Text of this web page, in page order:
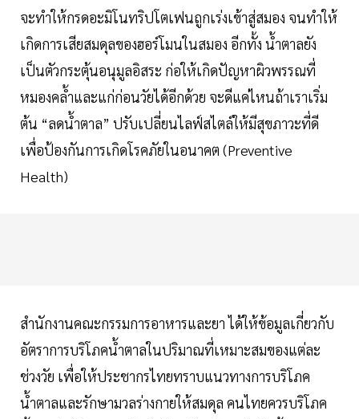
จะทำให้กรดอะมิโนทริปโตเฟนถูกเร่งเข้าสู่สมอง จนทำให้
เกิดการเสียสมดุลของฮอร์โมนในสมอง อีกทั้ง น้ำตาลยัง
เป็นตัวกระตุ้นอนุมูลอิสระ ก่อให้เกิดปัญหาผิวพรรณที่
หมองคล้ำและแก่ก่อนวัยได้อีกด้วย จะดีแค่ไหนถ้าเราเริ่ม
ต้น “ลดน้ำตาล” ปรับเปลี่ยนไลฟ์สไตล์ให้มีสุขภาวะที่ดี
เพื่อป้องกันการเกิดโรคภัยในอนาคต (Preventive
Health)
สำนักงานคณะกรรมการอาหารและยา ได้ให้ข้อมูลเกี่ยวกับ
อัตราการบริโภคน้ำตาลในปริมาณที่เหมาะสมของแต่ละ
ช่วงวัย เพื่อให้ประชากรไทยทราบแนวทางการบริโภค
น้ำตาลและรักษามวลร่างกายให้สมดุล คนไทยควรบริโภค